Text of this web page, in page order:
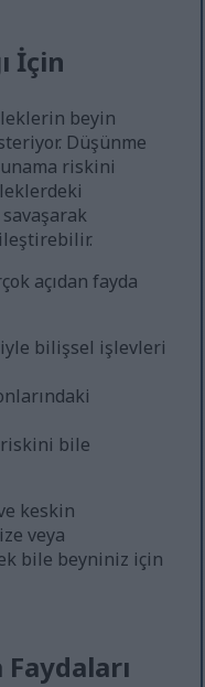
İçin
beyin
Düşünme
riskini
açıdan fayda
bilişsel işlevleri
riskini bile
keskin
veya
bile beyniniz için
Faydaları